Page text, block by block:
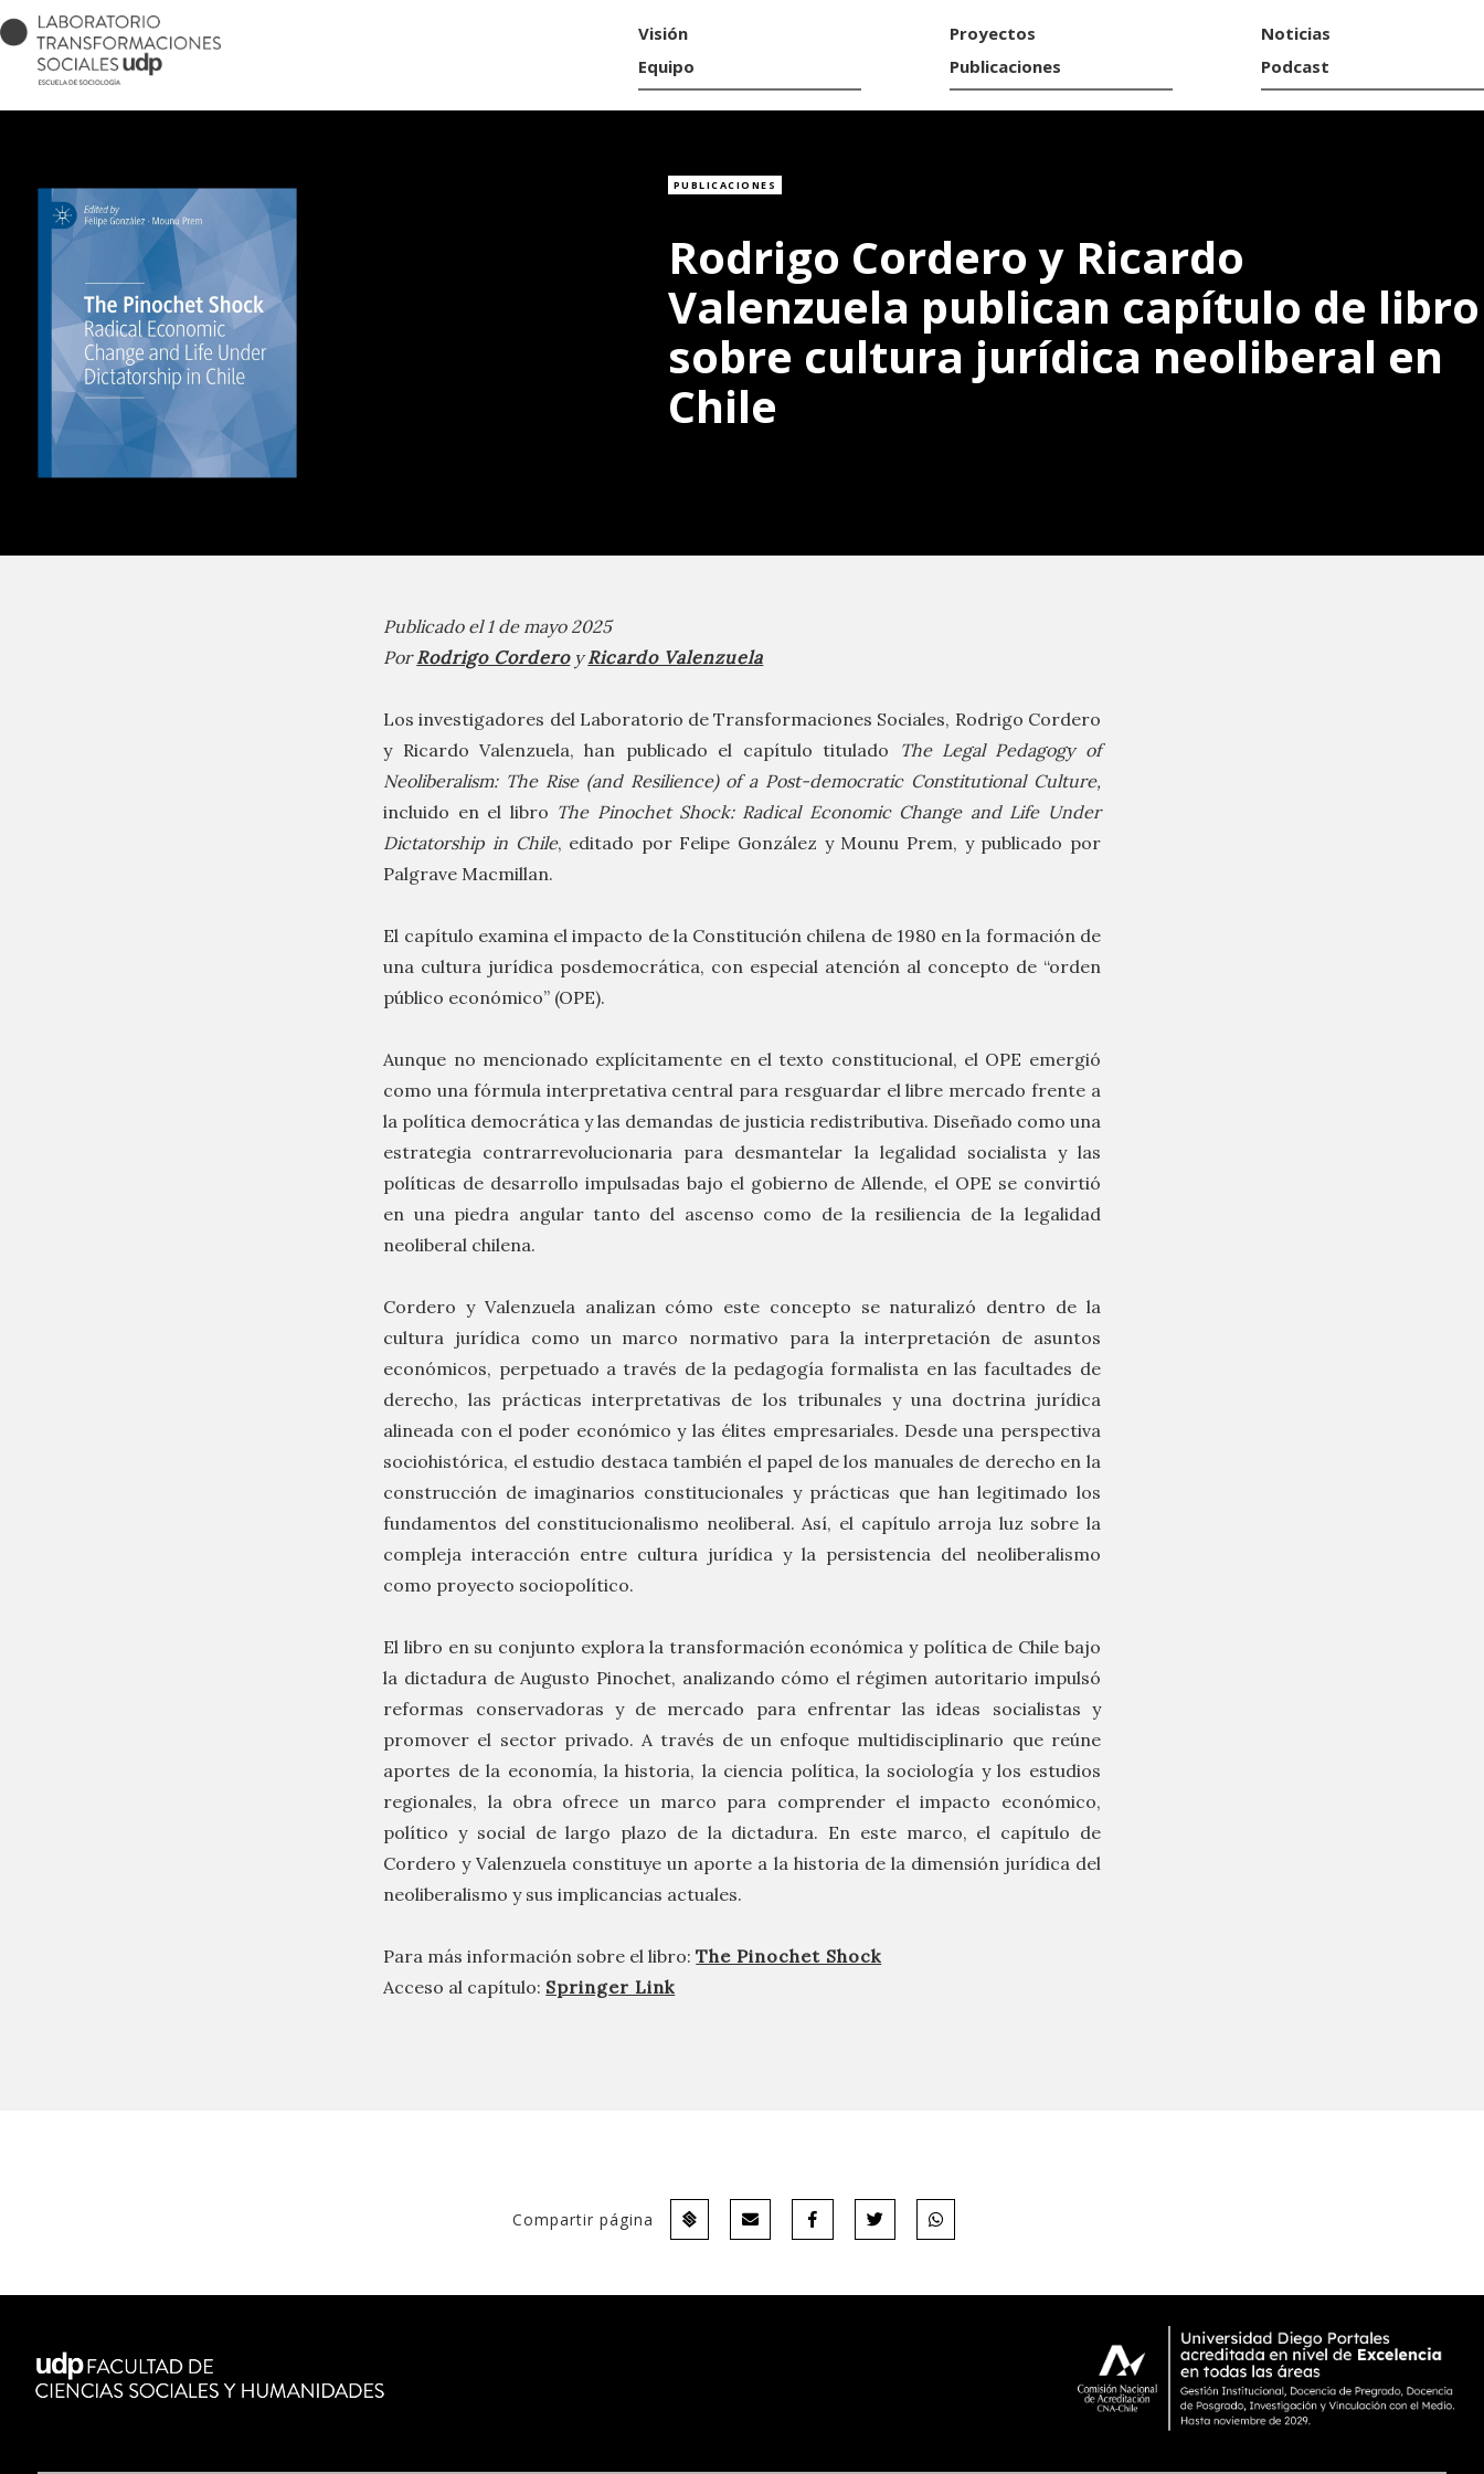
Visión
Equipo
Proyectos
Publicaciones
Noticias
Podcast
PUBLICACIONES
Rodrigo Cordero y Ricardo
Valenzuela publican capítulo de libro
sobre cultura jurídica neoliberal en
Chile
Publicado el 1 de mayo 2025
PorRodrigo CorderoyRicardo Valenzuela
Los investigadores del Laboratorio de Transformaciones Sociales, Rodrigo Cordero
y Ricardo Valenzuela, han publicado el capítulo titulado
The Legal Pedagogy of
Neoliberalism: The Rise (and Resilience) of a Post-democratic Constitutional Culture,
incluido en el libro The Pinochet Shock: Radical Economic Change and Life Under
Dictatorship in Chile, editado por Felipe González y Mounu Prem, y publicado por
Palgrave Macmillan.
El capítulo examina el impacto de la Constitución chilena de 1980 en la formación de
una cultura jurídica posdemocrática, con especial atención al concepto de “orden
público económico” (OPE).
Aunque no mencionado explícitamente en el texto constitucional, el OPE emergió
como una fórmula interpretativa central para resguardar el libre mercado frente a
la política democrática y las demandas de justicia redistributiva. Diseñado como una
estrategia contrarrevolucionaria para desmantelar la legalidad socialista y las
políticas de desarrollo impulsadas bajo el gobierno de Allende, el OPE se convirtió
en una piedra angular tanto del ascenso como de la resiliencia de la legalidad
neoliberal chilena.
Cordero y Valenzuela analizan cómo este concepto se naturalizó dentro de la
cultura jurídica como un marco normativo para la interpretación de asuntos
económicos, perpetuado a través de la pedagogía formalista en las facultades de
derecho, las prácticas interpretativas de los tribunales y una doctrina jurídica
alineada con el poder económico y las élites empresariales. Desde una perspectiva
sociohistórica, el estudio destaca también el papel de los manuales de derecho en la
construcción de imaginarios constitucionales y prácticas que han legitimado los
fundamentos del constitucionalismo neoliberal. Así, el capítulo arroja luz sobre la
compleja interacción entre cultura jurídica y la persistencia del neoliberalismo
como proyecto sociopolítico.
El libro en su conjunto explora la transformación económica y política de Chile bajo
la dictadura de Augusto Pinochet, analizando cómo el régimen autoritario impulsó
reformas conservadoras y de mercado para enfrentar las ideas socialistas y
promover el sector privado. A través de un enfoque multidisciplinario que reúne
aportes de la economía, la historia, la ciencia política, la sociología y los estudios
regionales, la obra ofrece un marco para comprender el impacto económico,
político y social de largo plazo de la dictadura. En este marco, el capítulo de
Cordero y Valenzuela constituye un aporte a la historia de la dimensión jurídica del
neoliberalismo y sus implicancias actuales.
Para más información sobre el libro:The Pinochet Shock
Acceso al capítulo: Springer Link
Compartir página